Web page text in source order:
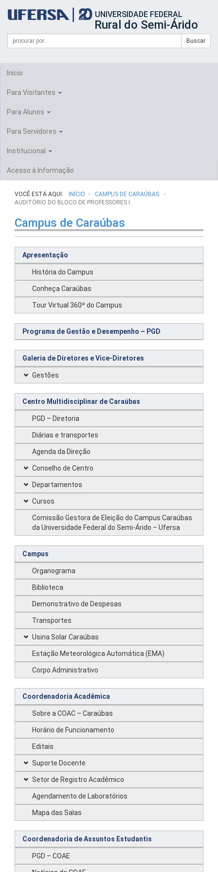
portal
UFERSA
UNIVERSIDADE FEDERAL
Rural do Semi-Árido
Formulário
Busca
Campo
de
Buscar
Início
Para Visitantes
Para Alunos
Para Servidores
Institucional
Acesso à Informação
VOCÊ ESTÁ AQUI: INÍCIO
CAMPUS DE CARAÚBAS
AUDITÓRIO DO BLOCO DE PROFESSORES I
Campus de Caraúbas
Apresentação
História do Campus
Conheça Caraúbas
Tour Virtual 360º do Campus
Programa de Gestão e Desempenho – PGD
Galeria de Diretores e Vice-Diretores
Gestões
Centro Multidisciplinar de Caraúbas
PGD – Diretoria
Diárias e transportes
Agenda da Direção
Conselho de Centro
Departamentos
Cursos
Comissão Gestora de Eleição do Campus Caraúbas
da Universidade Federal do Semi-Árido – Ufersa
Campus
Organograma
Biblioteca
Demonstrativo de Despesas
Transportes
Usina Solar Caraúbas
Estação Meteorológica Automática (EMA)
Corpo Administrativo
Coordenadoria Acadêmica
Sobre a COAC – Caraúbas
Horário de Funcionamento
Editais
Suporte Docente
Setor de Registro Acadêmico
Agendamento de Laboratórios
Mapa das Salas
Coordenadoria de Assuntos Estudantis
PGD – COAE